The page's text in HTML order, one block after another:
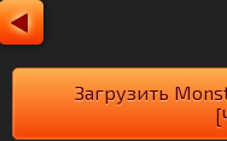
Загрузить